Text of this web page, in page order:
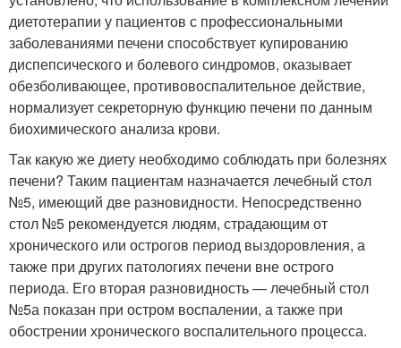
диетотерапии у пациентов с профессиональными
заболеваниями печени способствует купированию
диспепсического и болевого синдромов, оказывает
обезболивающее, противовоспалительное действие,
нормализует секреторную функцию печени по данным
биохимического анализа крови.
Так какую же диету необходимо соблюдать при болезнях
печени? Таким пациентам назначается лечебный стол
№5, имеющий две разновидности. Непосредственно
стол №5 рекомендуется людям, страдающим от
хронического или острогов период выздоровления, а
также при других патологиях печени вне острого
периода. Его вторая разновидность — лечебный стол
№5а показан при остром воспалении, а также при
обострении хронического воспалительного процесса.